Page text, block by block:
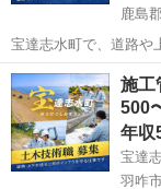
鹿島
宝達志水町で、道路や
術職（正職員） の募
験を、無理なく活かせ
ん。 町が工事を出す
石川 鹿島郡
施工
500
年収
宝達
羽咋